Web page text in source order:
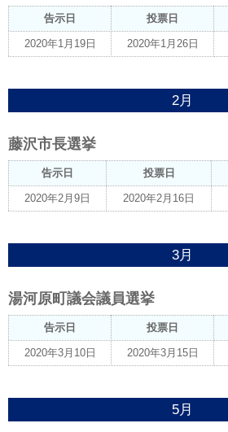
告示日 投票日
2020年1月19日 2020年1月26日
2月
藤沢市長選挙
告示日 投票日
2020年2月9日 2020年2月16日
3月
湯河原町議会議員選挙
告示日 投票日
2020年3月10日 2020年3月15日
5月